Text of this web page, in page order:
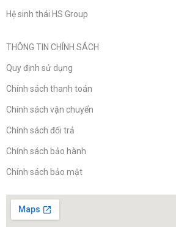
Hệ sinh thái HS Group
THÔNG TIN CHÍNH SÁCH
Quy định sử dụng
Chính sách thanh toán
Chính sách vận chuyển
Chính sách đổi trả
Chính sách bảo hành
Chính sách bảo mật